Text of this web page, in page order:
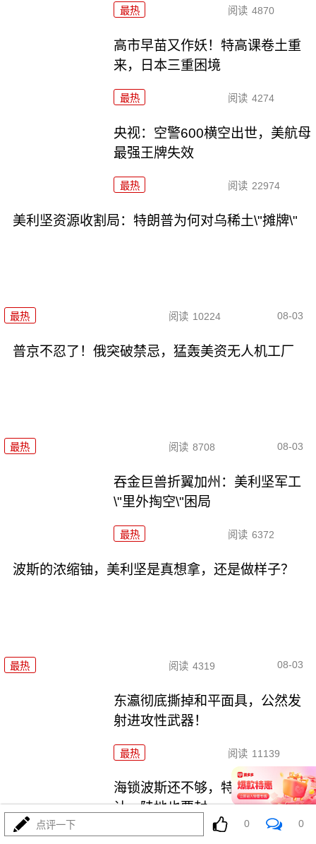
最热 阅读 4870
高市早苗又作妖！特高课卷土重
来，日本三重困境
最热 阅读 4274
央视：空警600横空出世，美航母
最强王牌失效
最热 阅读 22974
美利坚资源收割局：特朗普为何对乌稀土\"摊牌\"
最热 阅读 10224 08-03
普京不忍了！俄突破禁忌，猛轰美资无人机工厂
最热 阅读 8708 08-03
吞金巨兽折翼加州：美利坚军工
\"里外掏空\"困局
最热 阅读 6372
波斯的浓缩铀，美利坚是真想拿，还是做样子？
最热 阅读 4319 08-03
东瀛彻底撕掉和平面具，公然发
射进攻性武器！
最热 阅读 11139
海锁波斯还不够，特朗普又生毒
计，陆地也要封
点评一下 0 0